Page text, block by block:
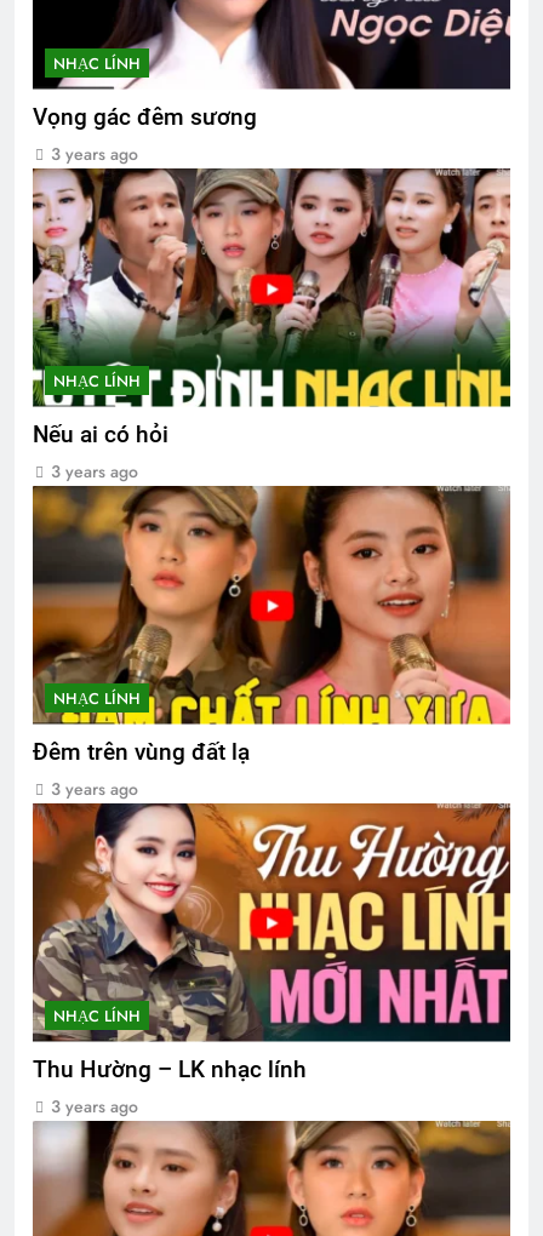
NHẠC LÍNH
Vọng gác đêm sương
3 years ago
NHẠC LÍNH
Nếu ai có hỏi
3 years ago
NHẠC LÍNH
Đêm trên vùng đất lạ
3 years ago
NHẠC LÍNH
Thu Hường – LK nhạc lính
3 years ago